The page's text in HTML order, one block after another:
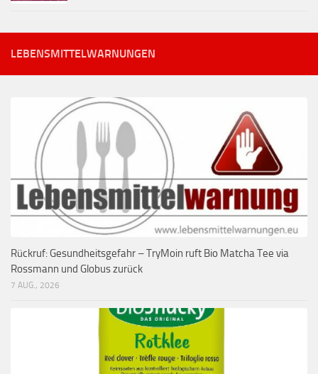
LEBENSMITTELWARNUNGEN
Rückruf: Gesundheitsgefahr – TryMoin ruft Bio Matcha Tee via
Rossmann und Globus zurück
7 AUG., 2026